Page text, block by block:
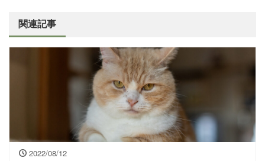
関連記事
2022/08/12